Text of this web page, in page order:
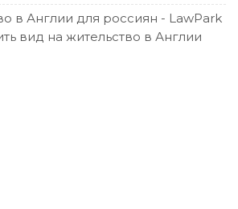
в Англии для россиян - LawPark
вид на жительство в Англии